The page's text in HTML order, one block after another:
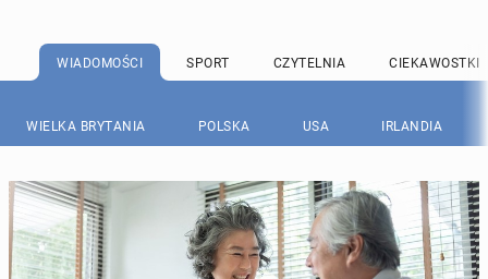
WIADOMOŚCI SPORT CZYTELNIA CIEKAWOSTKI
WIELKA BRYTANIA POLSKA USA IRLANDIA